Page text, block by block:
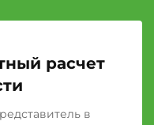
расчет
в